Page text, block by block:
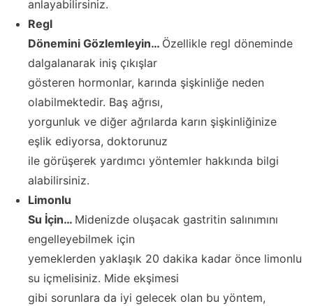
anlayabilirsiniz.
Regl
Dönemini Gözlemleyin… Özellikle regl döneminde
dalgalanarak iniş çıkışlar
gösteren hormonlar, karında şişkinliğe neden
olabilmektedir. Baş ağrısı,
yorgunluk ve diğer ağrılarda karın şişkinliğinize
eşlik ediyorsa, doktorunuz
ile görüşerek yardımcı yöntemler hakkında bilgi
alabilirsiniz.
Limonlu
Su İçin… Midenizde oluşacak gastritin salınımını
engelleyebilmek için
yemeklerden yaklaşık 20 dakika kadar önce limonlu
su içmelisiniz. Mide ekşimesi
gibi sorunlara da iyi gelecek olan bu yöntem,